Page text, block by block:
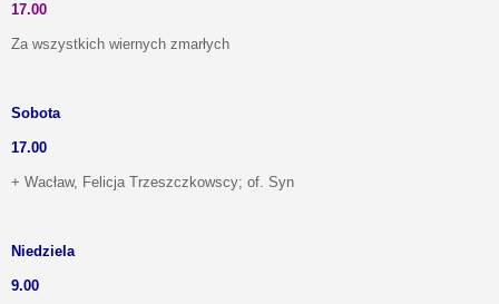
17.00
Za wszystkich wiernych zmarłych
Sobota
17.00
+ Wacław, Felicja Trzeszczkowscy; of. Syn
Niedziela
9.00